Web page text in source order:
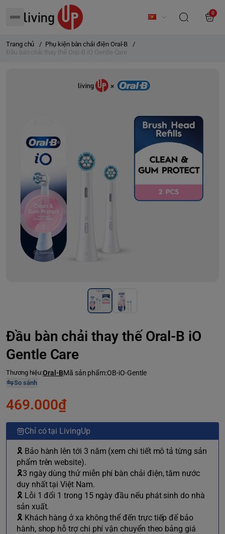
0
Trang chủ / Phụ kiện bàn chải điện Oral-B
/
Đầu bàn chải thay thế Oral-B iO Gentle Care
Đầu bàn chải thay thế Oral-B iO
Gentle Care
Thương hiệu:Oral-BMã sản phẩm:OB-iO-Gentle
So sánh
469.000₫
Chỉ có tại LivingUp
🎗 Bảo hành lên tới 3 năm (xem chi tiết mô tả từng sản
phẩm trên website).
🎗3 ngày dùng thử miễn phí bàn chải điện, tăm nước
duy nhất tại Việt Nam.
🎗 Lỗi 1 đổi 1 trong 15 ngày đầu nếu phát sinh do nhà
sản xuất.
🎗 Khách hàng ở xa không thể đến trực tiếp để bảo
hành, shop hỗ trợ chi phí vận chuyển theo bảng giá